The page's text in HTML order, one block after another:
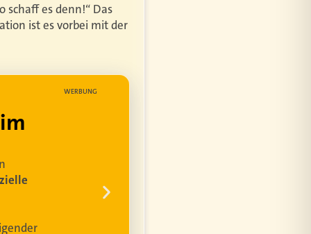
schaff es denn!“ Das
ist es vorbei mit der
WERBUNG